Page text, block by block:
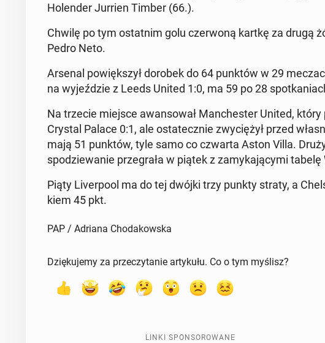
Ho­len­der Jurrien Timber (66.).
Chwilę po tym ostat­nim golu czer­wo­ną kartkę za drugą
Pedro Neto.
Arsenal po­więk­szył dorobek do 64 punktów w 29
na wy­jeź­dzie z Leeds United 1:0, ma 59 po 28
Na trzecie miejsce awan­so­wał Man­che­ster United,
Crystal Palace 0:1, ale osta­tecz­nie zwy­cię­żył przed
mają 51 punktów, tyle samo co czwarta Aston Villa.
spo­dzie­wa­nie prze­gra­ła w piątek z za­my­ka­ją­cy­mi
Piąty Li­ver­po­ol ma do tej dwójki trzy punkty straty, a
kiem 45 pkt.
PAP / Adriana Chodakowska
Dziękujemy za przeczytanie artykułu. Co o tym myślisz?
LINKI SPONSOROWANE